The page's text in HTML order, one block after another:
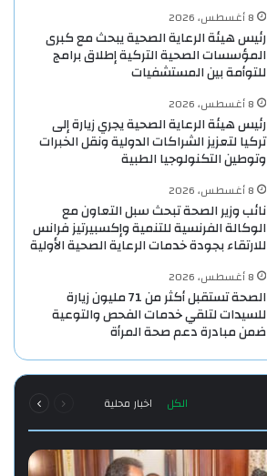
8 أغسطس، 2026
رئيس هيئة الرعاية الصحية يبحث مع كبرى
المؤسسات الصحية التركية إطلاق برامج
للتوأمة بين المستشفيات
8 أغسطس، 2026
رئيس هيئة الرعاية الصحية يجري زيارة إلى
تركيا لتعزيز الشراكات الدولية ونقل الخبرات
وتوطين التكنولوجيا الطبية
8 أغسطس، 2026
نائب وزير الصحة تبحث سبل التعاون مع
الوكالة الفرنسية للتنمية وإكسبيرتيز فرانس
للارتقاء بجودة خدمات الرعاية الصحية الأولية
8 أغسطس، 2026
الصحة تستقبل أكثر من 71 مليون زيارة
للسيدات لتلقي خدمات الفحص والتوعية
ضمن مبادرة دعم صحة المرأة
الكل اخبار محلية الصفحةالصفحة